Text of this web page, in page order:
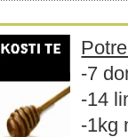
-7
-14
-1kg